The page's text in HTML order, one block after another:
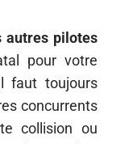
autres pilotes
pour votre
faut toujours
concurrents
collision ou